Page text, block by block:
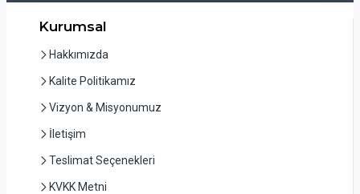
Kurumsal
Hakkımızda
Kalite Politikamız
Vizyon & Misyonumuz
İletişim
Teslimat Seçenekleri
KVKK Metni